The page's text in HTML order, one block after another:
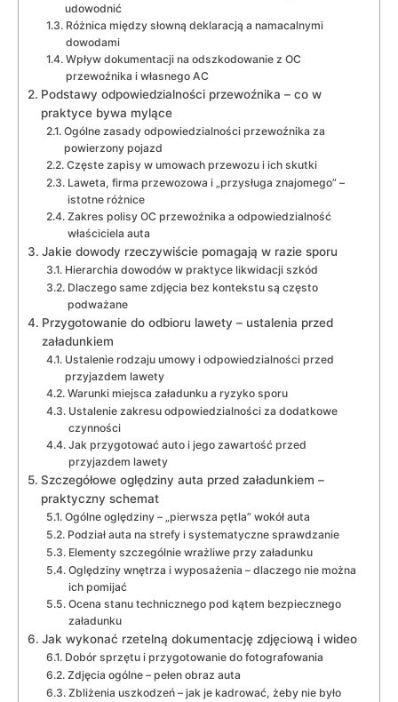
udowodnić
Różnica między słowną deklaracją a namacalnymi
dowodami
Wpływ dokumentacji na odszkodowanie z OC
przewoźnika i własnego AC
Podstawy odpowiedzialności przewoźnika – co w
praktyce bywa mylące
Ogólne zasady odpowiedzialności przewoźnika za
powierzony pojazd
Częste zapisy w umowach przewozu i ich skutki
Laweta, firma przewozowa i „przysługa znajomego” –
istotne różnice
Zakres polisy OC przewoźnika a odpowiedzialność
właściciela auta
Jakie dowody rzeczywiście pomagają w razie sporu
Hierarchia dowodów w praktyce likwidacji szkód
Dlaczego same zdjęcia bez kontekstu są często
podważane
Przygotowanie do odbioru lawety – ustalenia przed
załadunkiem
Ustalenie rodzaju umowy i odpowiedzialności przed
przyjazdem lawety
Warunki miejsca załadunku a ryzyko sporu
Ustalenie zakresu odpowiedzialności za dodatkowe
czynności
Jak przygotować auto i jego zawartość przed
przyjazdem lawety
Szczegółowe oględziny auta przed załadunkiem –
praktyczny schemat
Ogólne oględziny – „pierwsza pętla” wokół auta
Podział auta na strefy i systematyczne sprawdzanie
Elementy szczególnie wrażliwe przy załadunku
Oględziny wnętrza i wyposażenia – dlaczego nie można
ich pomijać
Ocena stanu technicznego pod kątem bezpiecznego
załadunku
Jak wykonać rzetelną dokumentację zdjęciową i wideo
Dobór sprzętu i przygotowanie do fotografowania
Zdjęcia ogólne – pełen obraz auta
Zbliżenia uszkodzeń – jak je kadrować, żeby nie było